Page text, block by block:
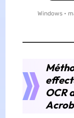
Windows •
OCR